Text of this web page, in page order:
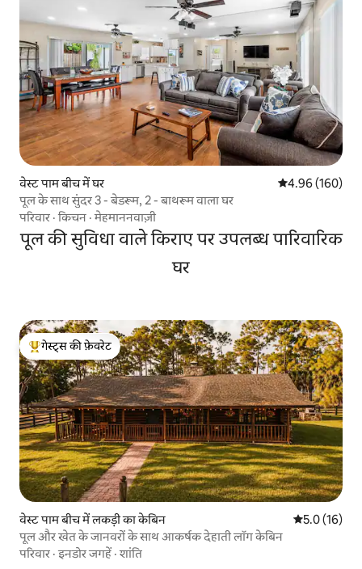
वेस्ट पाम बीच में घर औसत रेटिंग 5 में से
4.96 (160)
पूल के साथ सुंदर 3 - बेडरूम, 2 - बाथरूम वाला घर
परिवार ·किचन ·मेहमाननवाज़ी
पूल की सुविधा वाले किराए पर उपलब्ध पारिवारिक
घर
गेस्ट्स का टॉप फ़ेवरेट
गेस्ट्स की फ़ेवरेट
वेस्ट पाम बीच में लकड़ी का केबिन औसत रेटिंग 5
5.0 (16)
पूल और खेत के जानवरों के साथ आकर्षक देहाती लॉग केबिन
परिवार ·इनडोर जगहें ·शांति